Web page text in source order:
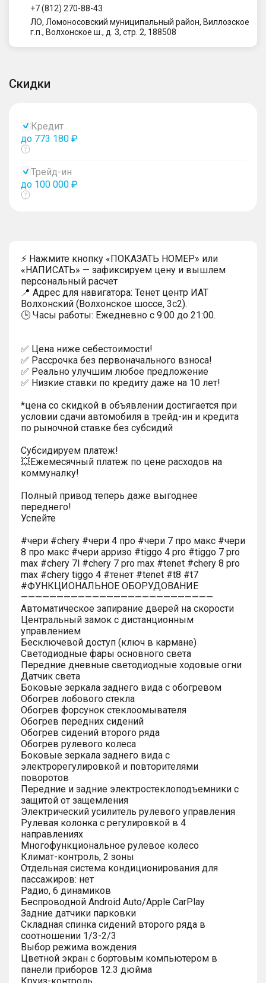
+7 (812) 270-88-43
ЛО, Ломоносовский муниципальный район, Виллозское
г.п., Волхонское ш., д. 3, стр. 2, 188508
Скидки
Кредит
до 773 180 ₽
Показать
Трейд-ин
до 100 000 ₽
Показать
⚡ Нажмите кнопку «ПОКАЗАТЬ НОМЕР» или
«НАПИСАТЬ» — зафиксируем цену и вышлем
персональный расчет
📍 Адрес для навигатора: Тенет центр ИАТ
Волхонский (Волхонское шоссе, 3с2).
🕒 Часы работы: Ежедневно с 9:00 до 21:00.
✅ Цена ниже себестоимости!
✅ Рассрочка без первоначального взноса!
✅ Реально улучшим любое предложение
✅ Низкие ставки по кредиту даже на 10 лет!
*цена со скидкой в объявлении достигается при
условии сдачи автомобиля в трейд-ин и кредита
по рыночной ставке без субсидий
Субсидируем платеж!
💥Ежемесячный платеж по цене расходов на
коммуналку!
Полный привод теперь даже выгоднее
переднего!
Успейте
#чери #chery #чери 4 про #чери 7 про макс #чери
8 про макс #чери арризо #tiggo 4 pro #tiggo 7 pro
max #chery 7l #chery 7 pro max #tenet #chery 8 pro
max #chery tiggo 4 #тенет #tenet #t8 #t7
#ФУНКЦИОНАЛЬНОЕ ОБОРУДОВАНИЕ
———————————————————————————
Автоматическое запирание дверей на скорости
Центральный замок с дистанционным
управлением
Бесключевой доступ (ключ в кармане)
Светодиодные фары основного света
Передние дневные светодиодные ходовые огни
Датчик света
Боковые зеркала заднего вида с обогревом
Обогрев лобового стекла
Обогрев форсунок стеклоомывателя
Обогрев передних сидений
Обогрев сидений второго ряда
Обогрев рулевого колеса
Боковые зеркала заднего вида с
электрорегулировкой и повторителями
поворотов
Передние и задние электростеклоподъемники с
защитой от защемления
Электрический усилитель рулевого управления
Рулевая колонка с регулировкой в 4
направлениях
Многофункциональное рулевое колесо
Климат-контроль, 2 зоны
Отдельная система кондиционирования для
пассажиров: нет
Радио, 6 динамиков
Беспроводной Android Auto/Apple CarPlay
Задние датчики парковки
Складная спинка сидений второго ряда в
соотношении 1/3-2/3
Выбор режима вождения
Цветной экран с бортовым компьютером в
панели приборов 12.3 дюйма
Круиз-контроль